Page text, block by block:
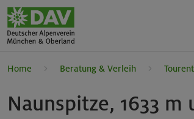
Home Beratung & Verleih
Naunspitze, 1633